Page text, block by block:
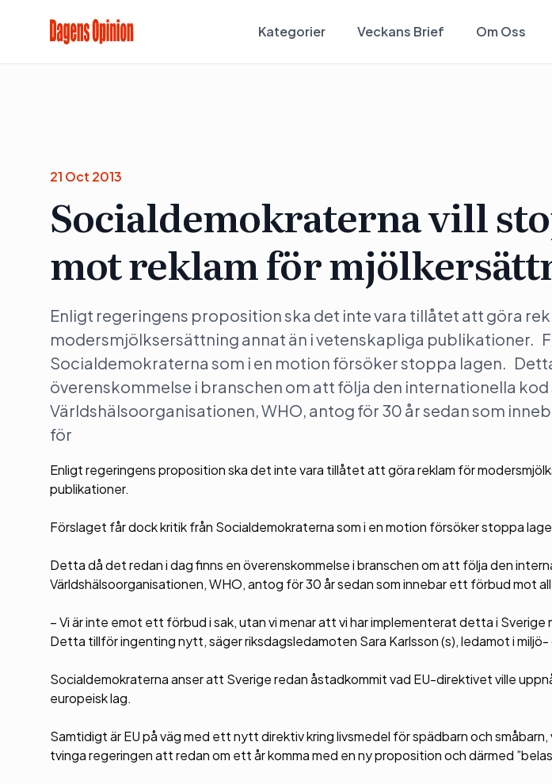
Kategorier Veckans Brief Om Oss
21 Oct 2013
Socialdemokraterna vill
mot reklam för
Enligt regeringens proposition ska det inte vara tillåtet att göra
modersmjölksersättning annat än i vetenskapliga publikationer.
Socialdemokraterna som i en motion försöker stoppa lagen.
överenskommelse i branschen om att följa den internationella kod
Världshälsoorganisationen, WHO, antog för 30 år sedan som
för
Enligt regeringens proposition ska det inte vara tillåtet att göra reklam för
publikationer.
Förslaget får dock kritik från Socialdemokraterna som i en motion försöker stoppa
Detta då det redan i dag finns en överenskommelse i branschen om att följa den
Världshälsoorganisationen, WHO, antog för 30 år sedan som innebar ett förbud mot
– Vi är inte emot ett förbud i sak, utan vi menar att vi har implementerat detta i
Detta tillför ingenting nytt, säger riksdagsledamoten Sara Karlsson (s), ledamot i
Socialdemokraterna anser att Sverige redan åstadkommit vad EU-direktivet ville
europeisk lag.
Samtidigt är EU på väg med ett nytt direktiv kring livsmedel för spädbarn och
tvinga regeringen att redan om ett år komma med en ny proposition och därmed